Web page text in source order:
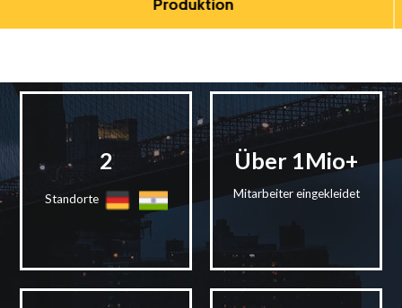
Logistik und Lieferkettenmanagement
2
Standorte
Über 1Mio+
Mitarbeiter eingekleidet